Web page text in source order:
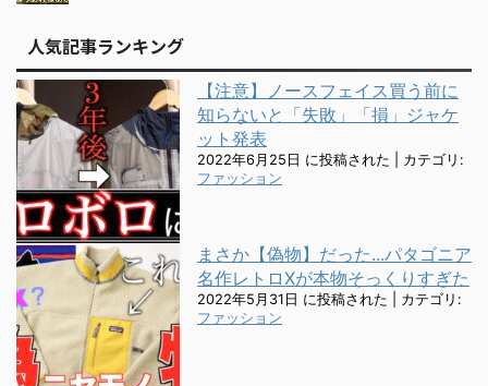
人気記事ランキング
【注意】ノースフェイス買う前に
知らないと「失敗」「損」ジャケ
ット発表
2022年6月25日 に投稿された
カテゴリ:
ファッション
まさか【偽物】だった...パタゴニア
名作レトロXが本物そっくりすぎた
2022年5月31日 に投稿された
カテゴリ:
ファッション